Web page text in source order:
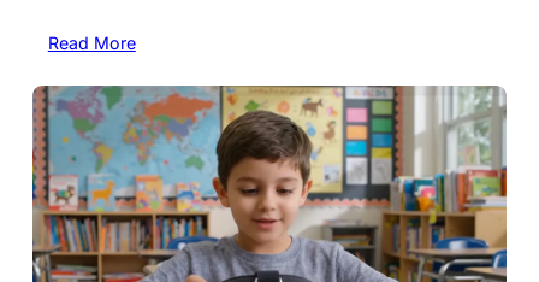
Read More:
di
Milano:
nuovi
finanziamenti
del
Comune
disponibili
per
ClassVR